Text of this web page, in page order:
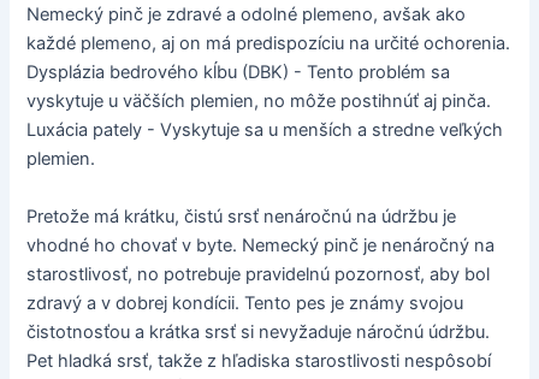
Nemecký pinč je zdravé a odolné plemeno, avšak ako
každé plemeno, aj on má predispozíciu na určité ochorenia.
Dysplázia bedrového kĺbu (DBK) - Tento problém sa
vyskytuje u väčších plemien, no môže postihnúť aj pinča.
Luxácia pately - Vyskytuje sa u menších a stredne veľkých
plemien.
Pretože má krátku, čistú srsť nenáročnú na údržbu je
vhodné ho chovať v byte. Nemecký pinč je nenáročný na
starostlivosť, no potrebuje pravidelnú pozornosť, aby bol
zdravý a v dobrej kondícii. Tento pes je známy svojou
čistotnosťou a krátka srsť si nevyžaduje náročnú údržbu.
Pet hladká srsť, takže z hľadiska starostlivosti nespôsobí